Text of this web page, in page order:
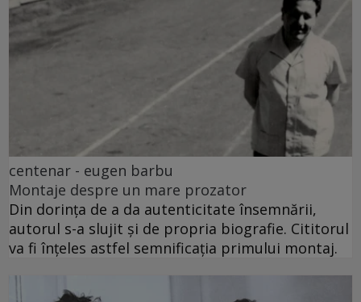
centenar - eugen barbu
Montaje despre un mare prozator
Din dorința de a da autenticitate însemnării,
autorul s-a slujit și de propria biografie. Cititorul
va fi înțeles astfel semnificația primului montaj.